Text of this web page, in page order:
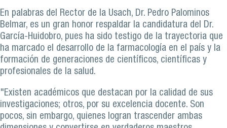
En palabras del Rector de la Usach, Dr. Pedro Palominos
Belmar, es un gran honor respaldar la candidatura del Dr.
García-Huidobro, pues ha sido testigo de la trayectoria que
ha marcado el desarrollo de la farmacología en el país y la
formación de generaciones de científicos, científicas y
profesionales de la salud.
"Existen académicos que destacan por la calidad de sus
investigaciones; otros, por su excelencia docente. Son
pocos, sin embargo, quienes logran trascender ambas